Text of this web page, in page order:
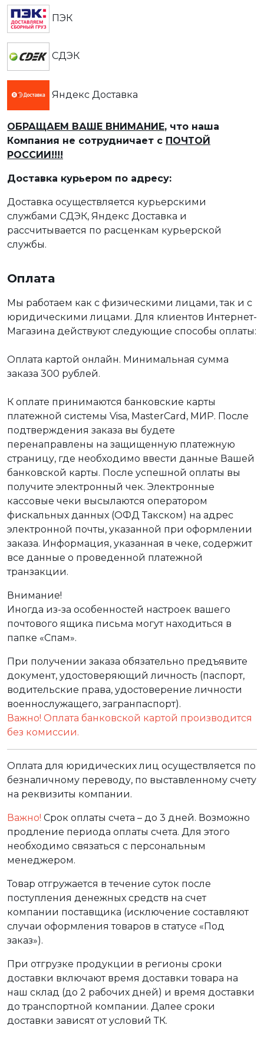
ПЭК
СДЭК
Яндекс Доставка
ОБРАЩАЕМ ВАШЕ ВНИМАНИЕ, что наша
Компания не сотрудничает с ПОЧТОЙ
РОССИИ!!!!
Доставка курьером по адресу:
Доставка осуществляется курьерскими
службами СДЭК, Яндекс Доставка и
рассчитывается по расценкам курьерской
службы.
Оплата
Мы работаем как с физическими лицами, так и с
юридическими лицами. Для клиентов Интернет-
Магазина действуют следующие способы оплаты:
Оплата картой онлайн. Минимальная сумма
заказа 300 рублей.
К оплате принимаются банковские карты
платежной системы Visa, MasterCard, МИР. После
подтверждения заказа вы будете
перенаправлены на защищенную платежную
страницу, где необходимо ввести данные Вашей
банковской карты. После успешной оплаты вы
получите электронный чек. Электронные
кассовые чеки высылаются оператором
фискальных данных (ОФД Такском) на адрес
электронной почты, указанной при оформлении
заказа. Информация, указанная в чеке, содержит
все данные о проведенной платежной
транзакции.
Внимание!
Иногда из-за особенностей настроек вашего
почтового ящика письма могут находиться в
папке «Спам».
При получении заказа обязательно предъявите
документ, удостоверяющий личность (паспорт,
водительские права, удостоверение личности
военнослужащего, загранпаспорт).
Важно! Оплата банковской картой производится
без комиссии.
Оплата для юридических лиц осуществляется по
безналичному переводу, по выставленному счету
на реквизиты компании.
Важно! Срок оплаты счета – до 3 дней. Возможно
продление периода оплаты счета. Для этого
необходимо связаться с персональным
менеджером.
Товар отгружается в течение суток после
поступления денежных средств на счет
компании поставщика (исключение составляют
случаи оформления товаров в статусе «Под
заказ»).
При отгрузке продукции в регионы сроки
доставки включают время доставки товара на
наш склад (до 2 рабочих дней) и время доставки
до транспортной компании. Далее сроки
доставки зависят от условий ТК.